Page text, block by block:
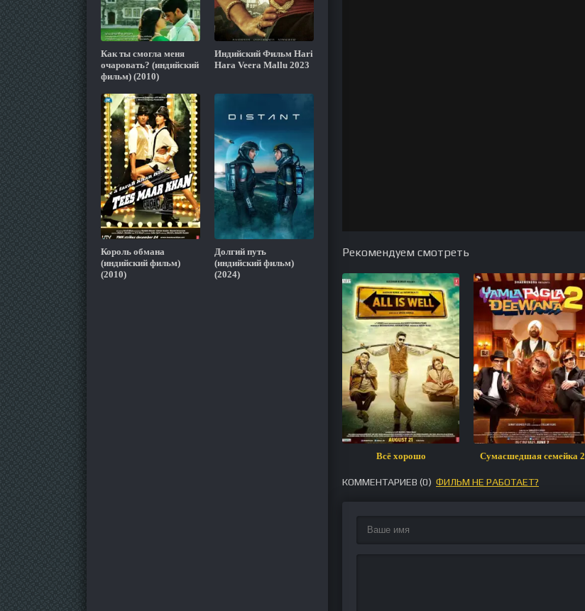
Рекомендуем смотреть
Всё хорошо Сумасшедшая семейка 2
КОММЕНТАРИЕВ (0) ФИЛЬМ НЕ РАБОТАЕТ?
Как ты смогла меня
очаровать? (индийский
фильм) (2010)
Индийский Фильм Hari
Hara Veera Mallu 2023
Король обмана
(индийский фильм)
(2010)
Долгий путь
(индийский фильм)
(2024)